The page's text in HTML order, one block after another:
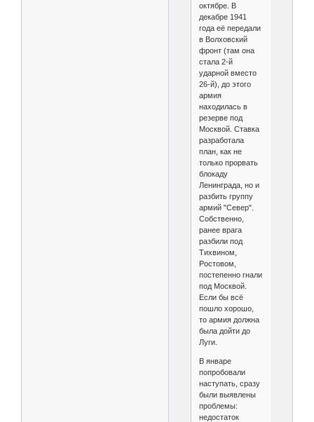
октябре. В
декабре 1941
года её передали
в Волховский
фронт (там она
стала 2-й
ударной вместо
26-й), до этого
армия
находилась в
резерве под
Москвой. Ставка
разработала
план, как не
только прорвать
блокаду
Ленинграда, но и
разбить группу
армий "Север".
Собственно,
ранее врага
разбили под
Тихвином,
Ростовом,
постепенно гнали
под Москвой.
Если бы всё
пошло хорошо,
то армия должна
была дойти до
Луги.
В январе
попробовали
наступать, сразу
были выявлены
проблемы:
недостаток